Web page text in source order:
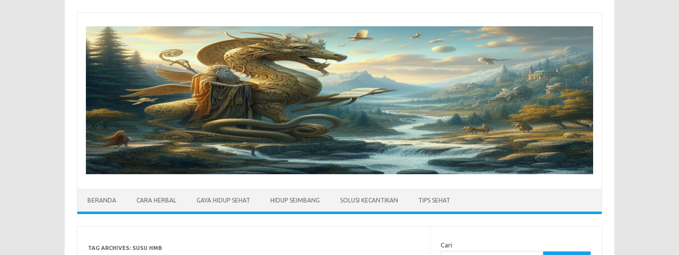
content
BERANDA CARA HERBAL GAYA HIDUP SEHAT HIDUP SEIMBANG SOLUSI KECANTIKAN TIPS SEHAT
TAG ARCHIVES: SUSU HMB Cari